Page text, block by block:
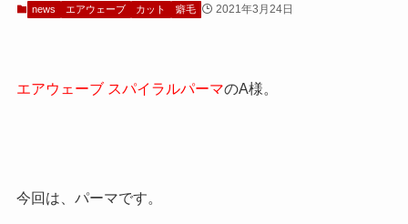
news エアウェーブ カット 癖毛 2021年3月24日
エアウェーブ スパイラルパーマのA様。
今回は、パーマです。